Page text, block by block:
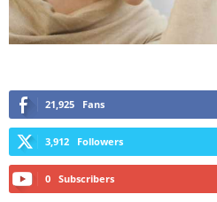
21,925 Fans
3,912 Followers
0 Subscribers